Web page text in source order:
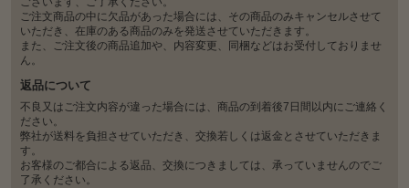
ご注文商品の中に欠品があった場合には、その商品のみキャンセルさせて
いただき、在庫のある商品のみを発送させていただきます。
また、ご注文後の商品追加や、内容変更、同梱などはお受付しておりませ
ん。
返品について
不良又はご注文内容が違った場合には、商品の到着後7日間以内にご連絡く
ださい。
弊社が送料を負担させていただき、交換若しくは返金とさせていただきま
す。
お客様のご都合による返品、交換につきましては、承っていませんのでご
了承ください。